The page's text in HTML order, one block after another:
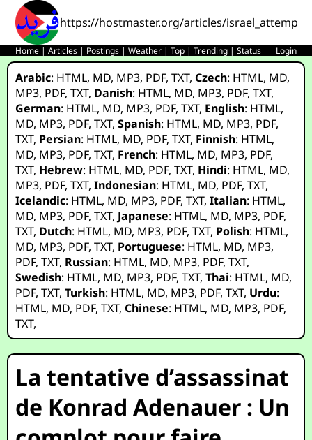
https://hostmaster.org/articles/
Home |Articles | Postings |Weather |Top |Trending |Status Login
Arabic: HTML, MD, MP3, PDF,TXT,Czech: HTML, MD,
MP3, PDF,TXT, Danish: HTML, MD, MP3, PDF,TXT,
German: HTML, MD, MP3, PDF,TXT, English: HTML,
MD, MP3, PDF,TXT,Spanish: HTML, MD, MP3, PDF,
TXT, Persian: HTML, MD, PDF,TXT, Finnish: HTML,
MD, MP3, PDF,TXT, French: HTML, MD, MP3, PDF,
TXT, Hebrew: HTML, MD, PDF,TXT, Hindi: HTML, MD,
MP3, PDF,TXT,Indonesian: HTML, MD, PDF,TXT,
Icelandic: HTML, MD, MP3, PDF,TXT,Italian: HTML,
MD, MP3, PDF,TXT, Japanese: HTML, MD, MP3, PDF,
TXT, Dutch: HTML, MD, MP3, PDF,TXT, Polish: HTML,
MD, MP3, PDF,TXT, Portuguese: HTML, MD, MP3,
PDF,TXT, Russian: HTML, MD, MP3, PDF,TXT,
Swedish: HTML, MD, MP3, PDF,TXT,Thai: HTML, MD,
PDF,TXT,Turkish: HTML, MD, MP3, PDF,TXT, Urdu:
HTML, MD, PDF,TXT,Chinese: HTML, MD, MP3, PDF,
TXT,
La tentative d’assassinat
de Konrad Adenauer : Un